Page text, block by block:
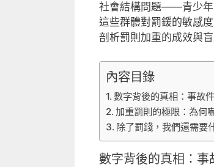
社會結構問題——青少年
這些群體對罰鍰的敏感
剖析罰則加重的成效與
內容目錄
數字背後的真相：事故
加重罰則的極限：為何
除了罰錢，我們還需
數字背後的真相：